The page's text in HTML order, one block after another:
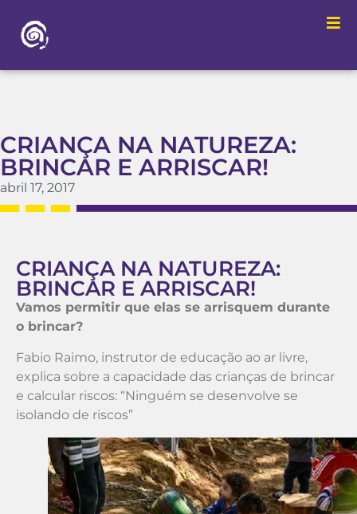
CRIANÇA NA NATUREZA:
BRINCAR E ARRISCAR!
abril 17, 2017
CRIANÇA NA NATUREZA:
BRINCAR E ARRISCAR!
Vamos permitir que elas se arrisquem durante
o brincar?
Fabio Raimo, instrutor de educação ao ar livre,
explica sobre a capacidade das crianças de brincar
e calcular riscos: “Ninguém se desenvolve se
isolando de riscos”